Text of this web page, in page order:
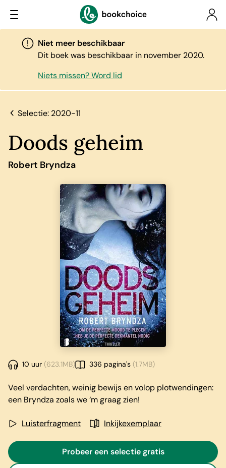
Niet meer beschikbaar
Dit boek was beschikbaar in november 2020.
Niets missen? Word lid
Selectie: 2020-11
Doods geheim
Robert Bryndza
10 uur (623.1MB) 336 pagina's (1.7MB)
Veel verdachten, weinig bewijs en volop plotwendingen:
een Bryndza zoals we ‘m graag zien!
Luisterfragment Inkijkexemplaar
Probeer een selectie gratis